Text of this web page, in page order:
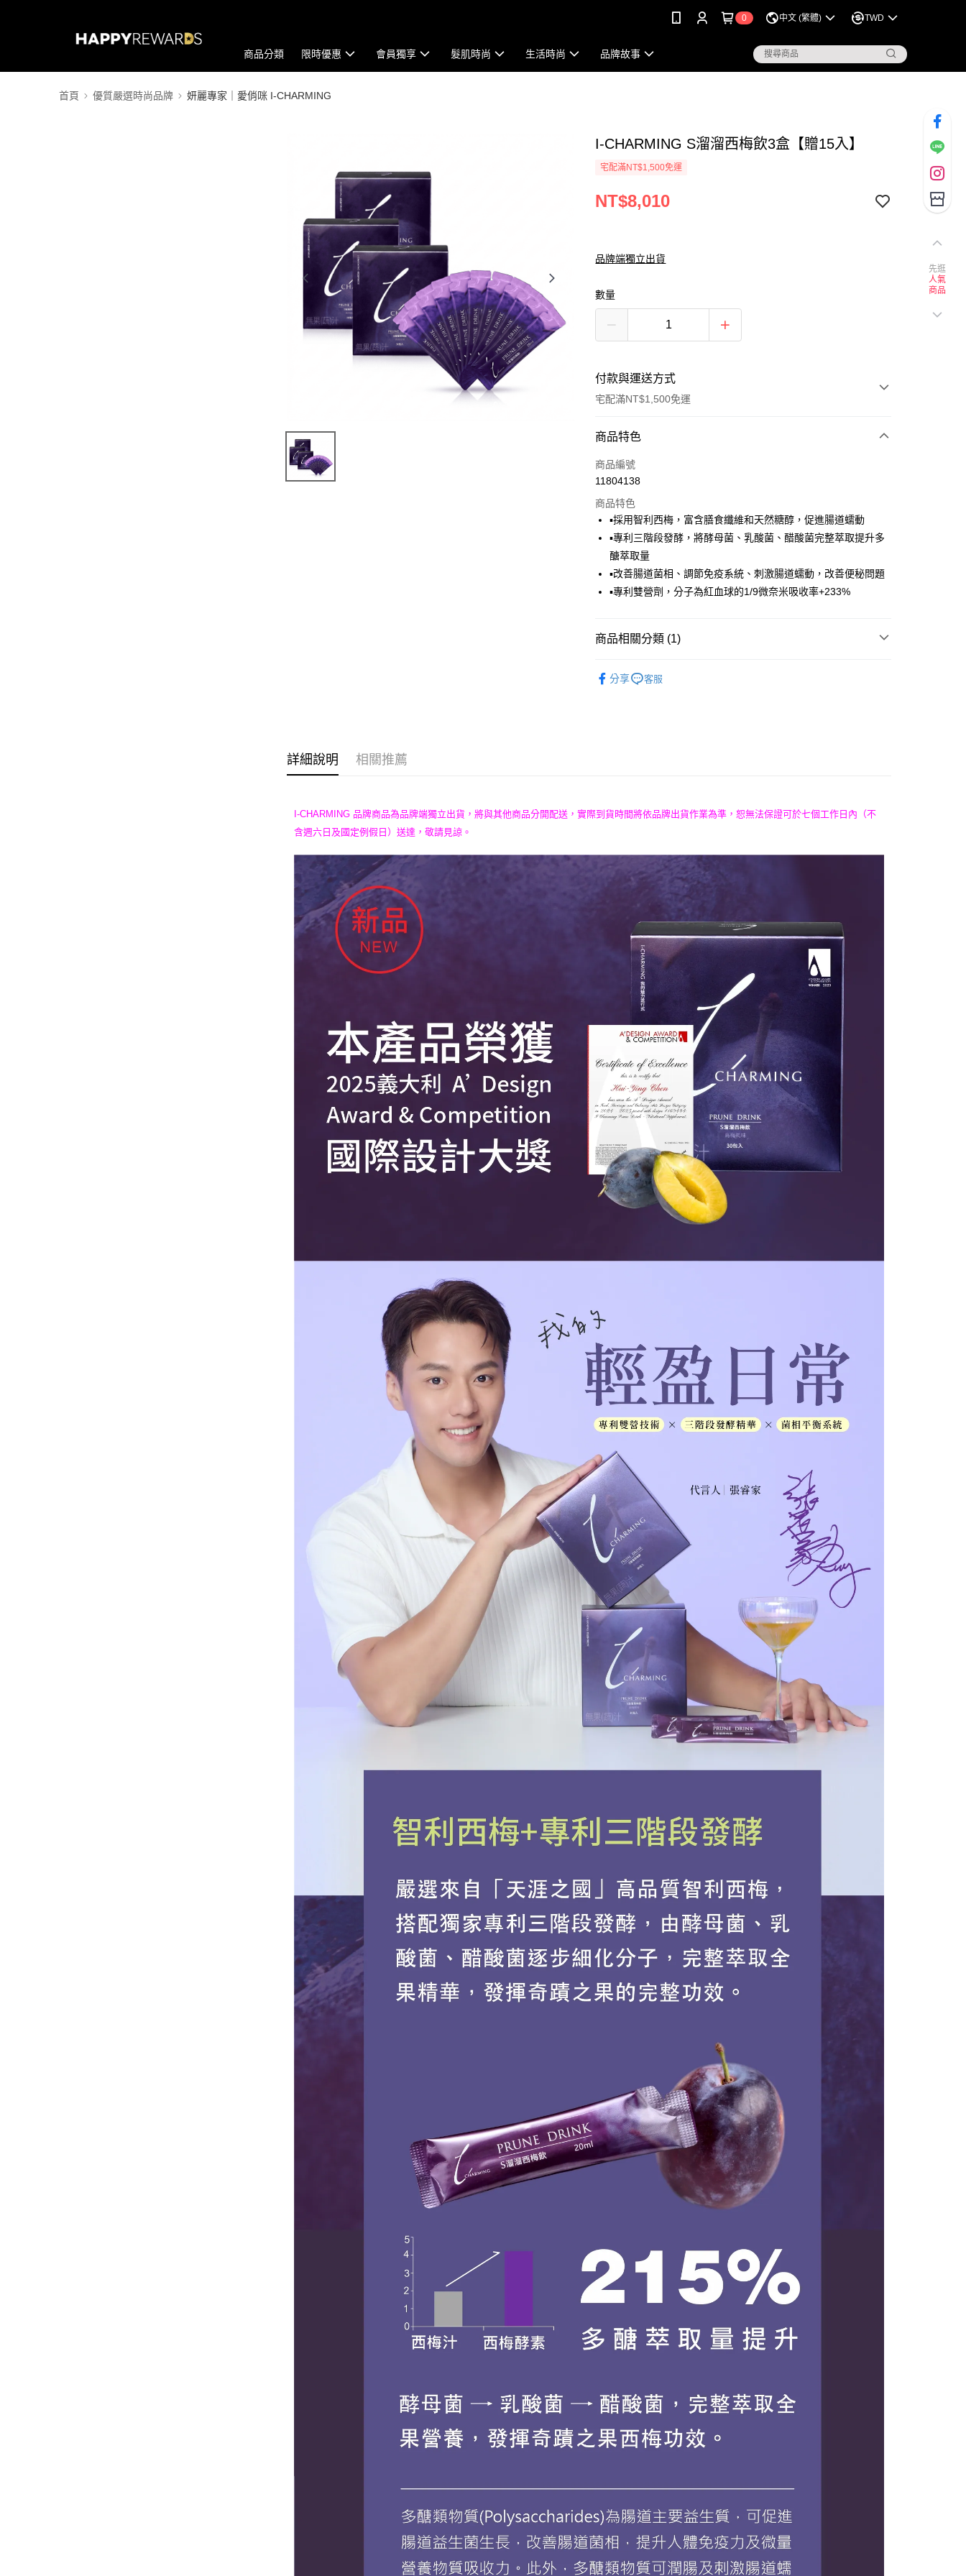
0 中文 (繁體) TWD
商品分類 限時優惠 會員獨享 髮肌時尚 生活時尚 品牌故事
首頁 優質嚴選時尚品牌 妍麗專家｜愛俏咪 I-CHARMING
I-CHARMING S溜溜西梅飲3盒【贈15入】
宅配滿NT$1,500免運
NT$8,010
品牌端獨立出貨
數量
付款與運送方式
宅配滿NT$1,500免運
付款方式
信用卡一次付款
Apple Pay
街口支付
悠遊付
全盈+PAY
相關說明
便利好安心！
／ATM／網路銀行／等多元方式進行付款，方視為交易完成。
※ 請注意：結帳手續完成當下不需立刻繳費，但若您需要取消訂單，請聯
※ 交易是否成功請以「AFTEE先享後付 」之結帳頁面顯示為準，若有關於
是否繳費成功／繳費後需取消欲退款等相關疑問，請聯繫「AFTEE先享後
付客戶支援中心」
https://netprotections.freshdesk.com/support/home
１．透過由恩沛科技股份有限公司提供之「AFTEE先享後付」服務完成之
交易，需依本服務之必要範圍內提供個人資料，並將交易相關給付款項請
求債權轉讓予恩沛科技股份有限公司。
２．關於個人資料處理事宜，請瀏覽以下網址：
https://aftee.tw/terms/#terms3
３．未成年的使用者請事先徵得法定代理人或監護人之同意方可使用
「AFTEE先享後付」，若未經同意申辦者引起之損失，本公司不負相關責
４．使用「AFTEE先享後付」時，將依據個別帳號之用戶狀況，依本公司
即時審查核予不同之上限額度；若仍有額度不足之情形，本公司將視審查
結果請求用戶進行身份認證。
５．嚴禁一人註冊多個帳號或使用他人資訊註冊。若發現惡意使用之情
形，恩沛科技股份有限公司將有權停止該用戶之使用額度並採取法律行
動。
運送方式
商品特色
商品編號
11804138
商品特色
▪採用智利西梅，富含膳食纖維和天然糖醇，促進腸道蠕動
▪專利三階段發酵，將酵母菌、乳酸菌、醋酸菌完整萃取提升多
醣萃取量
▪改善腸道菌相、調節免疫系統、刺激腸道蠕動，改善便秘問題
▪專利雙營劑，分子為紅血球的1/9微奈米吸收率+233%
商品相關分類 (1)
分享
客服
詳細說明 相關推薦
I-CHARMING 品牌商品為品牌端獨立出貨，將與其他商品分開配送，實際到貨時間將依品牌出貨作業為準，恕無法保證可於七個工作日內（不
含週六日及國定例假日）送達，敬請見諒。
先逛
人氣
商品